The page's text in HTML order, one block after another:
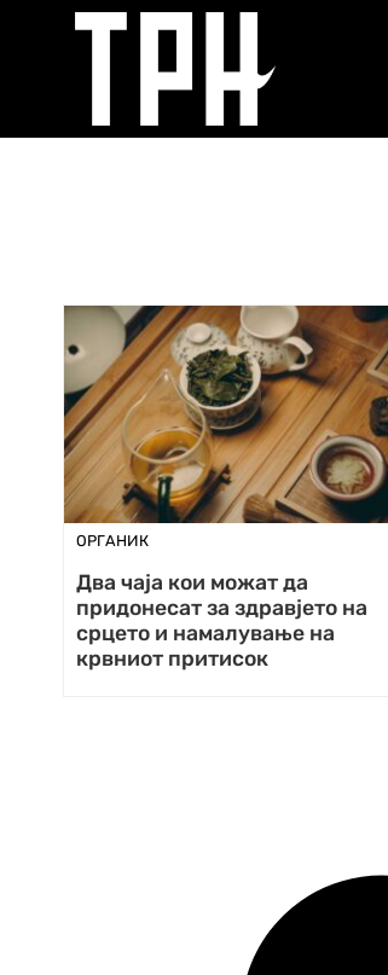
ОРГАНИК
Два чаја кои можат да
придонесат за здравјето на
срцето и намалување на
крвниот притисок